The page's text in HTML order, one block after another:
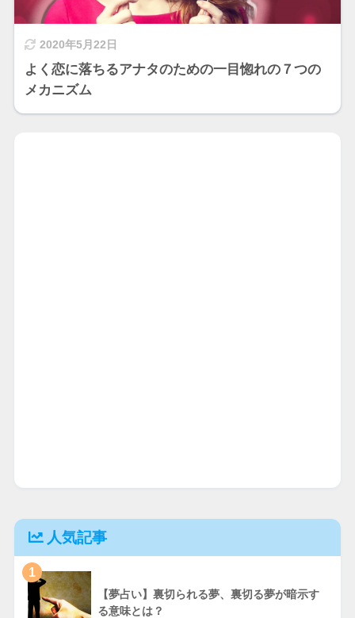
2020年5月22日
よく恋に落ちるアナタのための一目惚れの７つの
メカニズム
人気記事
1
【夢占い】裏切られる夢、裏切る夢が暗示す
る意味とは？